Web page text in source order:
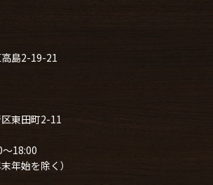
島2-19-21
東田町2-11
18:00
年始を除く）